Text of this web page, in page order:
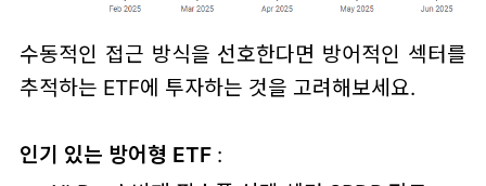
수동적인 접근 방식을 선호한다면 방어적인 섹터를
추적하는 ETF에 투자하는 것을 고려해보세요.
인기 있는 방어형 ETF: